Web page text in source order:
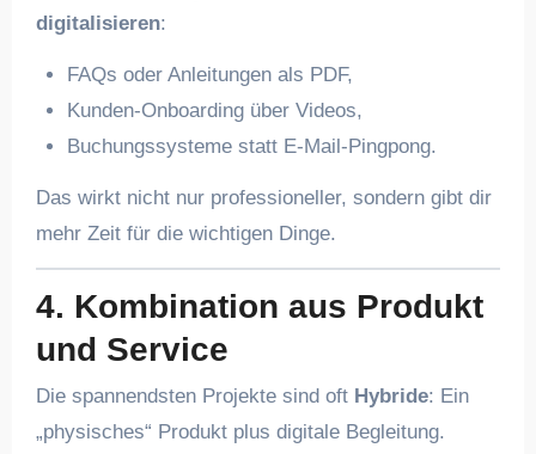
digitalisieren:
FAQs oder Anleitungen als PDF,
Kunden-Onboarding über Videos,
Buchungssysteme statt E-Mail-Pingpong.
Das wirkt nicht nur professioneller, sondern gibt dir
mehr Zeit für die wichtigen Dinge.
4. Kombination aus Produkt
und Service
Die spannendsten Projekte sind oft Hybride: Ein
„physisches“ Produkt plus digitale Begleitung.